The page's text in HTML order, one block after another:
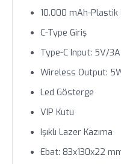
geçin.
10.000 mAh-Plastik
C-Type Giriş
Type-C Input: 5V/
Wireless Output:
Led Gösterge
VIP Kutu
Işıklı Lazer Kazıma
Ebat: 83x130x22